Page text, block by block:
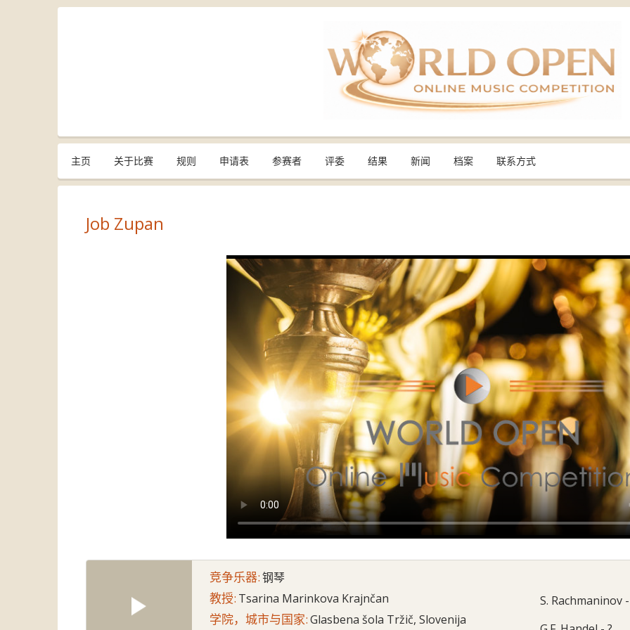
主页 关于比赛 规则 申请表 参赛者 评委 结果 新闻 档案 联系方式
Job Zupan
竞争乐器:钢琴
教授: Tsarina Marinkova Krajnčan
学院，城市与国家:Glasbena šola Tržič, Slovenija
S. Rachmaninov